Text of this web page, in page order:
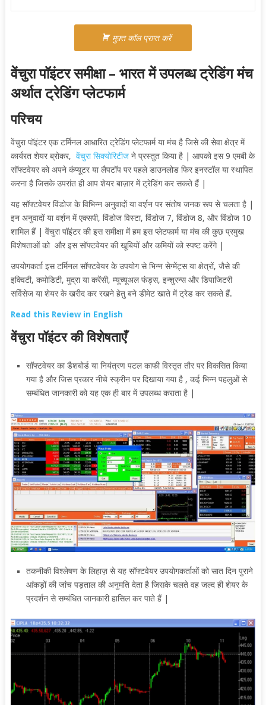
मुफ़्त कॉल प्राप्त करें
वेंचुरा पॉइंटर समीक्षा – भारत में उपलब्ध ट्रेडिंग मंच
अर्थात ट्रेडिंग प्लेटफार्म
परिचय
वेंचुरा पॉइंटर एक टर्मिनल आधारित ट्रेडिंग प्लेटफार्म या मंच है जिसे की सेवा क्षेत्र में
कार्यरत शेयर ब्रोकर, वेंचुरा सिक्योरिटीजने प्रस्तुत किया है | आपको इस 9 एमबी के
सॉफ्टवेयर को अपने कंप्यूटर या लैपटॉप पर पहले डाउनलोड फिर इनस्टॉल या स्थापित
करना है जिसके उपरांत ही आप शेयर बाज़ार में ट्रेडिंग कर सकते हैं |
यह सॉफ्टवेयर विंडोज के विभिन्न अनुवादों यावर्श़न पर संतोष जनक रूप से चलता है |
इन अनुवादों या वर्श़न में एक्सपी, विंडोज विस्टा, विंडोज 7, विंडोज 8, और विंडोज 10
शामिल हैं | वेंचुरा पॉइंटर की इस समीक्षा में हम इस प्लेटफार्म या मंच की कुछ प्रमुख
विशेषताओं को और इस सॉफ्टवेयर की खूबियों और कमियों को स्पष्ट करेंगे |
उपयोगकर्ता इस टर्मिनल सॉफ्टवेयर के उपयोग से भिन्न सेग्मेंट्स या क्षेत्रों, जैसे की
इक्विटी, कमोडिटी, मुद्रा या करेंसी, म्यूच्यूअल फंड्स, इन्शुरन्स और डिपाजिटरी
सर्विसेज या शेयर के खरीद कर रखने हेतु बने डीमेट खाते में ट्रेड कर सकते हैं.
Read this Review in English
वेंचुरा पॉइंटर की विशेषताएँ
सॉफ्टवेयर का डैशबोर्ड या नियंत्रण पटल काफी विस्तृत तौर पर विकसित किया
गया है और जिस प्रकार नीचे स्क्रीन पर दिखाया गया है , कई भिन्न पहलुओं से
सम्बंधित जानकारी को यह एक ही बार में उपलब्ध कराता है |
तकनीकी विश्लेषण के लिहाज़ से यह सॉफ्टवेयर उपयोगकर्ताओं को सात दिन पुराने
आंकड़ों की जांच पड़ताल की अनुमति देता है जिसके चलते वह जल्द ही शेयर के
प्रदर्शन से सम्बंधित जानकारी हासिल कर पाते हैं |